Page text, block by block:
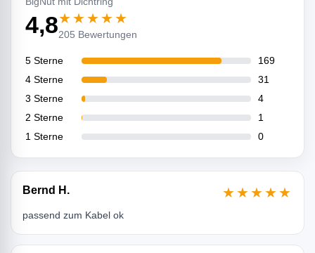
4,8★★★★★
205 Bewertungen
5 Sterne
169
4 Sterne
31
3 Sterne
4
2 Sterne
1
1 Sterne
0
Bernd H. ★★★★★
passend zum Kabel ok